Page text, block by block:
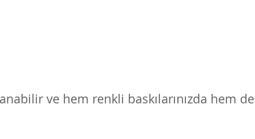
ve hem renkli baskılarınızda hem de